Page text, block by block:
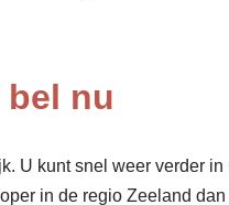
nu
U kunt snel weer verder in
in de regio Zeeland